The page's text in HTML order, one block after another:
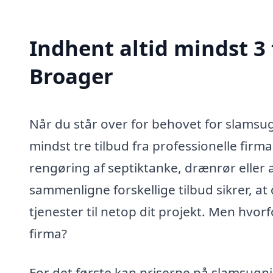
Indhent altid mindst
Broager
Når du står over for behovet for
mindst tre tilbud fra professionelle
rengøring af septiktanke, drænrør eller
sammenligne forskellige tilbud sikrer,
tjenester til netop dit projekt. Men
firma?